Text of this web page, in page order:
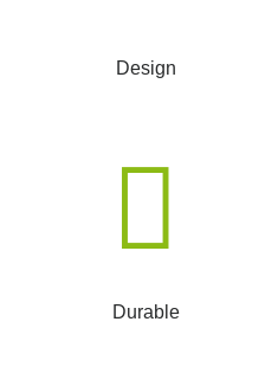
Design
Durable